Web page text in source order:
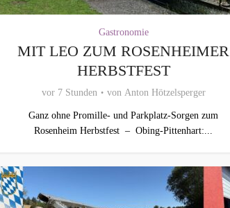
Gastronomie
MIT LEO ZUM ROSENHEIMER
HERBSTFEST
vor 7 Stunden von Anton Hötzelsperger
Ganz ohne Promille- und Parkplatz-Sorgen zum
Rosenheim Herbstfest – Obing-Pittenhart:...